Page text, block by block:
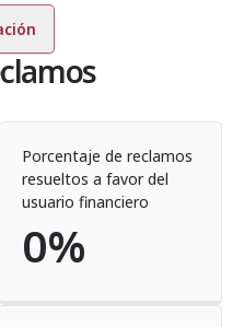
Porcentaje de reclamos
resueltos a favor del
usuario financiero
0%